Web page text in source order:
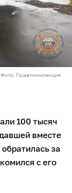
Фото: Госавтоинспекция
100 тысяч
вместе
за
с его